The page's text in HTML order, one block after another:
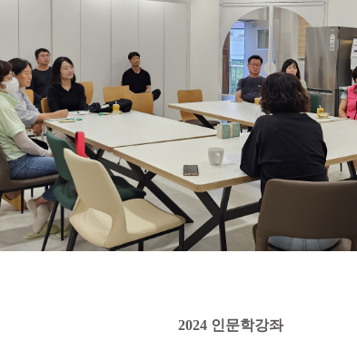
2024 인문학강좌